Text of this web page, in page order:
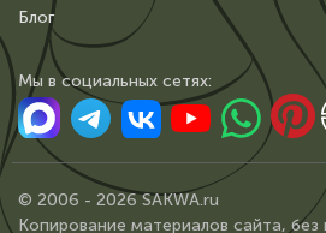
Блог
Мы в сoциальных сетях:
© 2006 - 2026 SAKWA.ru
Копирование материалов сайта, без